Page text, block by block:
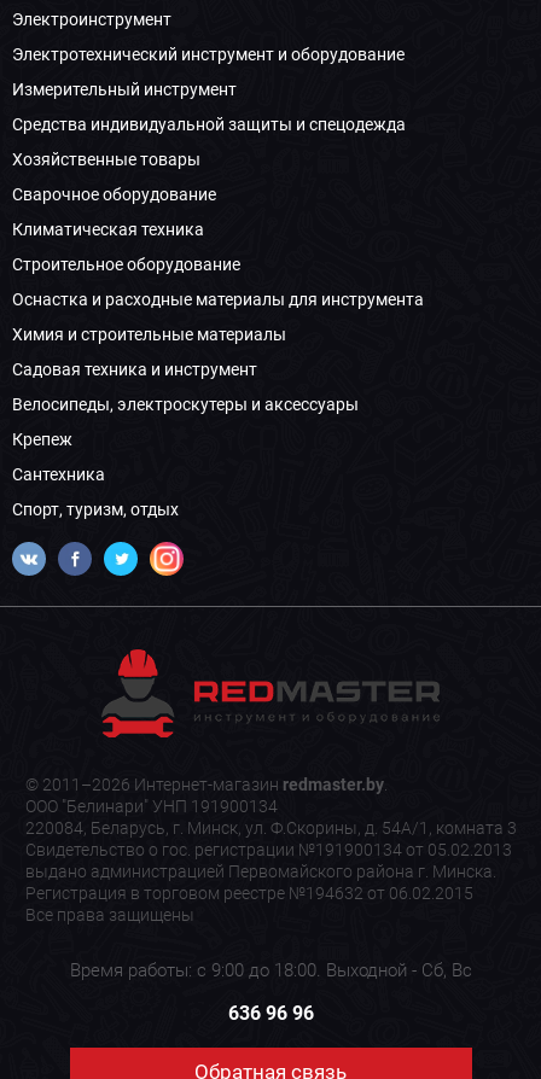
Электроинструмент
Электротехнический инструмент и оборудование
Измерительный инструмент
Средства индивидуальной защиты и спецодежда
Хозяйственные товары
Сварочное оборудование
Климатическая техника
Строительное оборудование
Оснастка и расходные материалы для инструмента
Химия и строительные материалы
Садовая техника и инструмент
Велосипеды, электроскутеры и аксессуары
Крепеж
Сантехника
Спорт, туризм, отдых
© 2011–2026 Интернет-магазин redmaster.by.
ООО "Белинари" УНП 191900134
220084, Беларусь, г. Минск, ул. Ф.Скорины, д. 54А/1, комната 3
Свидетельство о гос. регистрации №191900134 от 05.02.2013
выдано администрацией Первомайского района г. Минска.
Регистрация в торговом реестре №194632 от 06.02.2015
Все права защищены
Время работы: с 9:00 до 18:00. Выходной - Сб, Вс
636 96 96
Обратная связь